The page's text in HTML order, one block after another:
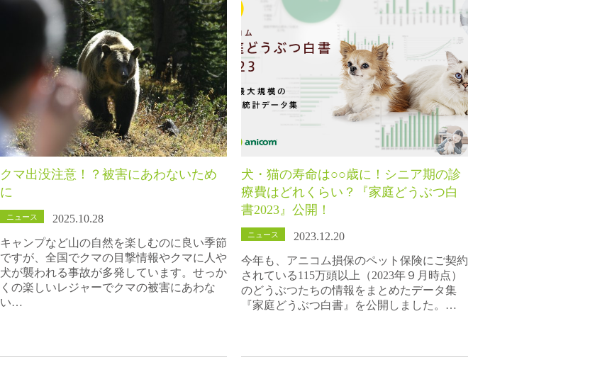
クマ出没注意！？被害にあわないため
に
ニュース
2025.10.28
キャンプなど山の自然を楽しむのに良い季節
ですが、全国でクマの目撃情報やクマに人や
犬が襲われる事故が多発しています。せっか
くの楽しいレジャーでクマの被害にあわな
い…
犬・猫の寿命は○○歳に！シニア期の診
療費はどれくらい？『家庭どうぶつ白
書2023』公開！
ニュース
2023.12.20
今年も、アニコム損保のペット保険にご契約
されている115万頭以上（2023年９月時点）
のどうぶつたちの情報をまとめたデータ集
『家庭どうぶつ白書』を公開しました。…